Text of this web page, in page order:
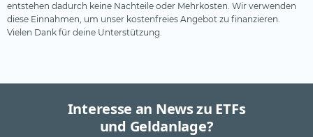
entstehen dadurch keine Nachteile oder Mehrkosten. Wir verwenden
diese Einnahmen, um unser kostenfreies Angebot zu finanzieren.
Vielen Dank für deine Unterstützung.
Interesse an News zu ETFs
und Geldanlage?